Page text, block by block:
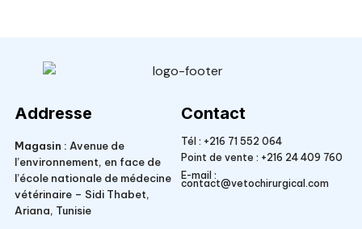
Addresse
Magasin : Avenue de
l’environnement, en face de
l’école nationale de médecine
vétérinaire – Sidi Thabet,
Ariana, Tunisie
Contact
Tél : +216 71 552 064
Point de vente : +216 24 409 760
E-mail :
contact@vetochirurgical.com